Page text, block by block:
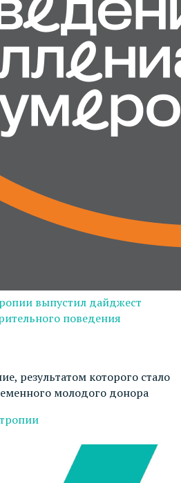
выпустил дайджест
поведения
результатом которого стало
молодого донора